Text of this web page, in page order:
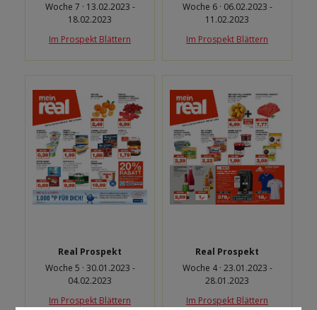
Woche 7 · 13.02.2023 -
18.02.2023
Im Prospekt Blättern
Woche 6 · 06.02.2023 -
11.02.2023
Im Prospekt Blättern
Real Prospekt
Woche 5 · 30.01.2023 -
04.02.2023
Im Prospekt Blättern
Real Prospekt
Woche 4 · 23.01.2023 -
28.01.2023
Im Prospekt Blättern